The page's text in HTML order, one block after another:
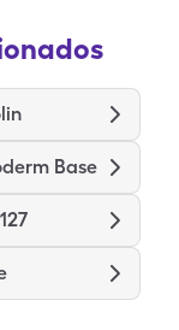
Base